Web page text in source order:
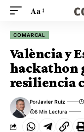
Aa
COMARCAL
València y
hackathon
resiliencia
PorJavier Ruiz
6 Min Lectura